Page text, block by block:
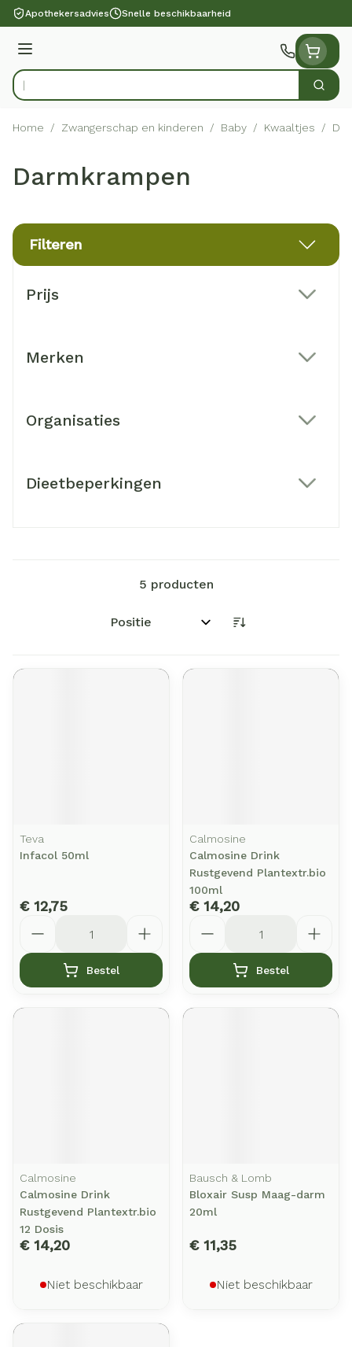
Ga naar de inhoud
Apothekersadvies Snelle beschikbaarheid
Menu
Product, merk, categorie... Zoek
Home / Zwangerschap en kinderen / Baby / Kwaaltjes /
Darmkrampen
Filteren
Prijs
Merken
Organisaties
Dieetbeperkingen
5 producten
Sorteer op:
Teva
Infacol 50ml
€ 12,75
Bestel
Calmosine
Calmosine Drink
Rustgevend Plantextr.bio
100ml
€ 14,20
Bestel
Calmosine
Calmosine Drink
Rustgevend Plantextr.bio
12 Dosis
€ 14,20
Niet beschikbaar
Bausch & Lomb
Bloxair Susp Maag-darm
20ml
€ 11,35
Niet beschikbaar